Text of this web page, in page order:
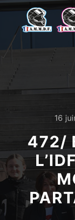
16
472/